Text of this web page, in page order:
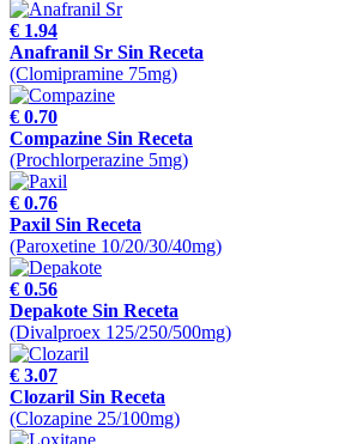
€ 1.94
Anafranil Sr Sin Receta
(Clomipramine 75mg)
€ 0.70
Compazine Sin Receta
(Prochlorperazine 5mg)
€ 0.76
Paxil Sin Receta
(Paroxetine 10/20/30/40mg)
€ 0.56
Depakote Sin Receta
(Divalproex 125/250/500mg)
€ 3.07
Clozaril Sin Receta
(Clozapine 25/100mg)